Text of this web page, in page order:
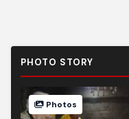
PHOTO STORY
Photos